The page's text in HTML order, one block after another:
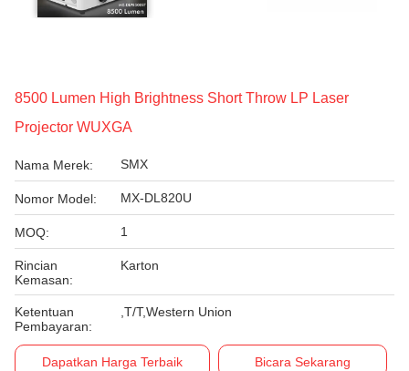
8500 Lumen High Brightness Short Throw LP Laser
Projector WUXGA
Nama Merek: SMX
Nomor Model: MX-DL820U
MOQ: 1
Rincian
Kemasan:
Karton
Ketentuan
Pembayaran:
,T/T,Western Union
Dapatkan Harga Terbaik Bicara Sekarang